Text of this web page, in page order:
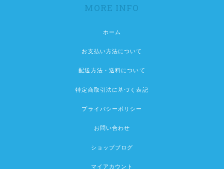
MORE INFO
ホーム
お支払い方法について
配送方法・送料について
特定商取引法に基づく表記
プライバシーポリシー
お問い合わせ
ショップブログ
マイアカウント